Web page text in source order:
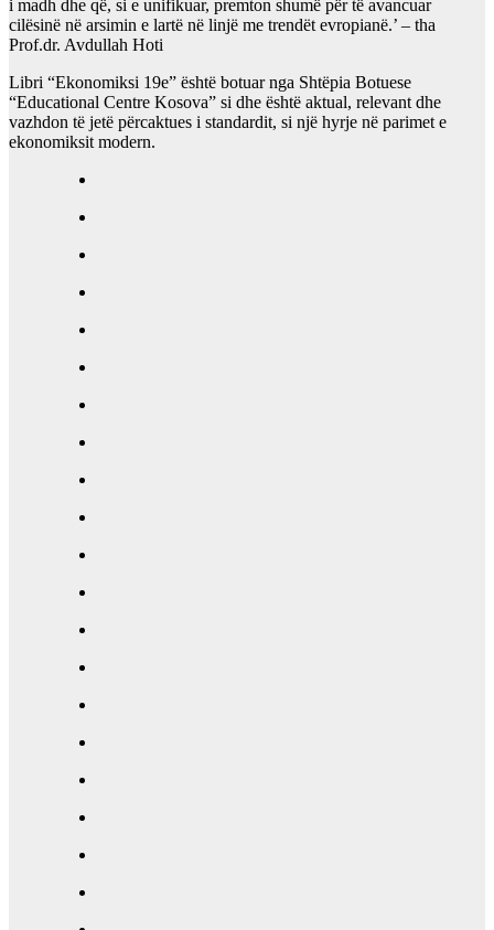
i madh dhe që, si e unifikuar, premton shumë për të avancuar
cilësinë në arsimin e lartë në linjë me trendët evropianë.’ – tha
Prof.dr. Avdullah Hoti
Libri “Ekonomiksi 19e” është botuar nga Shtëpia Botuese
“Educational Centre Kosova” si dhe është aktual, relevant dhe
vazhdon të jetë përcaktues i standardit, si një hyrje në parimet e
ekonomiksit modern.